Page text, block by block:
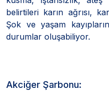
belirtileri karın ağrısı,
Şok ve yaşam
durumlar oluşabiliyor.
Akciğer Şarbonu: